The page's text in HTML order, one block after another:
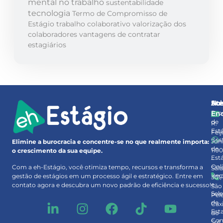
mental no trabalho sustentabilidade
tecnologia Termo de Compromisso de
Estágio trabalho colaborativo valorização dos
colaboradores vantagens de contratar
estagiários
Elimine a burocracia e concentre-se no que realmente importa:
o crescimento da sua equipe.
Com a eh-Estágio, você otimiza tempo, recursos e transforma a
gestão de estágios em um processo ágil e estratégico. Entre em
contato agora e descubra um novo padrão de eficiência e sucesso!
de
de
e
de
R.
1100
–
Sala
São
do